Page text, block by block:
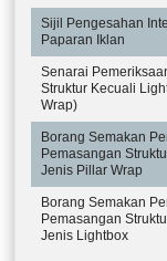
Sijil Pengesahan
Paparan Iklan
Senarai
Struktur Kecuali
Wrap)
Borang Semakan
Pemasangan
Jenis Pillar Wrap
Borang Semakan
Pemasangan
Jenis Lightbox